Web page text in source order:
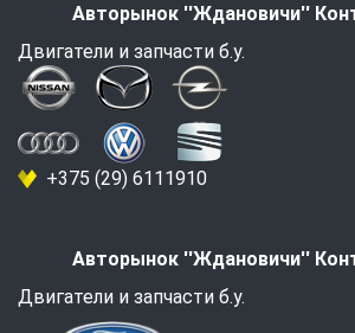
Авторынок ''Ждановичи''
Двигатели и запчасти б.у.
+375 (29) 6111910
Авторынок ''Ждановичи''
Двигатели и запчасти б.у.